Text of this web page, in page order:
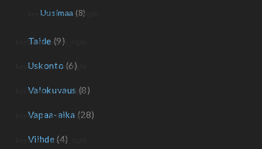
Uusimaa (8)
Taide (9)
Uskonto (6)
Valokuvaus (8)
Vapaa-aika (28)
Viihde (4)